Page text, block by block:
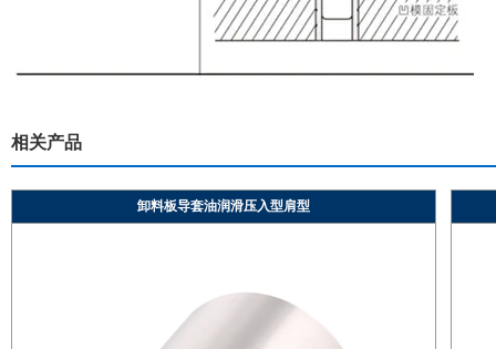
相关产品
卸料板导套油润滑压入型肩型